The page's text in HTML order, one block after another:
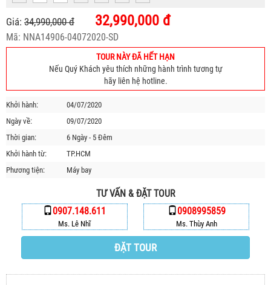
GIỚI THIỆU
HỒ SƠ NĂNG LỰC
PROFILE EN
THƯ KHEN VIETLUXTOUR
PROFILE HƯỚNG DẪN VIÊN
TUYỂN DỤNG
LIÊN HỆ
Giá: 34,990,000 đ 32,990,000 đ
Mã: NNA14906-04072020-SD
TOUR NÀY ĐÃ HẾT HẠN
Nếu Quý Khách yêu thích những hành trình tương tự
hãy liên hệ hotline.
Khởi hành:
04/07/2020
Ngày về:
09/07/2020
Thời gian:
6 Ngày - 5 Đêm
Khởi hành từ:
TP.HCM
Phương tiện:
Máy bay
TƯ VẤN & ĐẶT TOUR
0907.148.611
Ms. Lê Nhĩ
0908995859
Ms. Thùy Anh
ĐẶT TOUR